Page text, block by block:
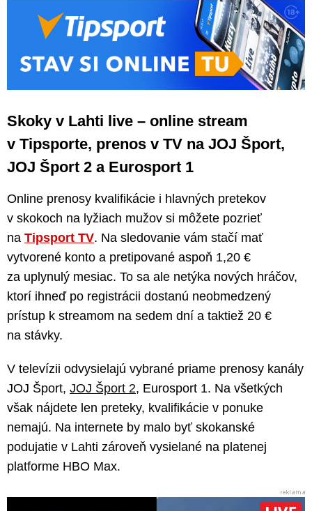
Skoky v Lahti live – online stream
v Tipsporte, prenos v TV na JOJ Šport,
JOJ Šport 2 a Eurosport 1
Online prenosy kvalifikácie i hlavných pretekov
v skokoch na lyžiach mužov si môžete pozrieť
na Tipsport TV. Na sledovanie vám stačí mať
vytvorené konto a pretipované aspoň 1,20 €
za uplynulý mesiac. To sa ale netýka nových hráčov,
ktorí ihneď po registrácii dostanú neobmedzený
prístup k streamom na sedem dní a taktiež 20 €
na stávky.
V televízii odvysielajú vybrané priame prenosy kanály
JOJ Šport, JOJ Šport 2, Eurosport 1. Na všetkých
však nájdete len preteky, kvalifikácie v ponuke
nemajú. Na internete by malo byť skokanské
podujatie v Lahti zároveň vysielané na platenej
platforme HBO Max.